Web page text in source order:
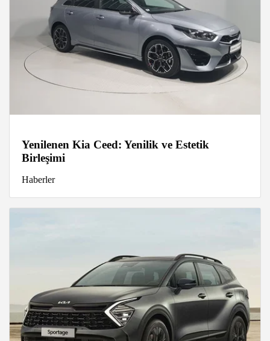
Yenilenen Kia Ceed: Yenilik ve Estetik
Birleşimi
Haberler